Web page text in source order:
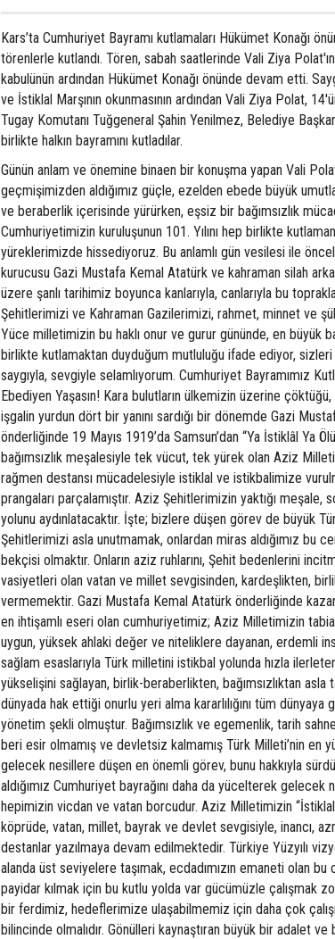
Kars’ta Cumhuriyet Bayramı kutlamaları Hükümet Konağı
törenlerle kutlandı. Tören, sabah saatlerinde Vali Ziya
kabulünün ardından Hükümet Konağı önünde devam etti.
ve İstiklal Marşının okunmasının ardından Vali Ziya Polat,
Tugay Komutanı Tuğgeneral Şahin Yenilmez, Belediye
birlikte halkın bayramını kutladılar.
Günün anlam ve önemine binaen bir konuşma yapan Vali
geçmişimizden aldığımız güçle, ezelden ebede büyük
ve beraberlik içerisinde yürürken, eşsiz bir bağımsızlık
Cumhuriyetimizin kuruluşunun 101. Yılını hep birlikte
yüreklerimizde hissediyoruz. Bu anlamlı gün vesilesi ile
kurucusu Gazi Mustafa Kemal Atatürk ve kahraman silah
üzere şanlı tarihimiz boyunca kanlarıyla, canlarıyla bu
Şehitlerimizi ve Kahraman Gazilerimizi, rahmet, minnet ve
Yüce milletimizin bu haklı onur ve gurur gününde, en büyük
birlikte kutlamaktan duyduğum mutluluğu ifade ediyor, sizleri
saygıyla, sevgiyle selamlıyorum. Cumhuriyet Bayramımız
Ebediyen Yaşasın! Kara bulutların ülkemizin üzerine
işgalin yurdun dört bir yanını sardığı bir dönemde Gazi
önderliğinde 19 Mayıs 1919’da Samsun’dan “Ya İstiklâl Ya
bağımsızlık meşalesiyle tek vücut, tek yürek olan Aziz
rağmen destansı mücadelesiyle istiklal ve istikbalimize
prangaları parçalamıştır. Aziz Şehitlerimizin yaktığı meşale,
yolunu aydınlatacaktır. İşte; bizlere düşen görev de büyük
Şehitlerimizi asla unutmamak, onlardan miras aldığımız bu
bekçisi olmaktır. Onların aziz ruhlarını, Şehit bedenlerini
vasiyetleri olan vatan ve millet sevgisinden, kardeşlikten,
vermemektir. Gazi Mustafa Kemal Atatürk önderliğinde
en ihtişamlı eseri olan cumhuriyetimiz; Aziz Milletimizin
uygun, yüksek ahlaki değer ve niteliklere dayanan, erdemli
sağlam esaslarıyla Türk milletini istikbal yolunda hızla
yükselişini sağlayan, birlik-beraberlikten, bağımsızlıktan
dünyada hak ettiği onurlu yeri alma kararlılığını tüm
yönetim şekli olmuştur. Bağımsızlık ve egemenlik, tarih
beri esir olmamış ve devletsiz kalmamış Türk Milleti’nin en
gelecek nesillere düşen en önemli görev, bunu hakkıyla
aldığımız Cumhuriyet bayrağını daha da yücelterek gelecek
hepimizin vicdan ve vatan borcudur. Aziz Milletimizin
köprüde, vatan, millet, bayrak ve devlet sevgisiyle, inancı,
destanlar yazılmaya devam edilmektedir. Türkiye Yüzyılı
alanda üst seviyelere taşımak, ecdadımızın emaneti olan
payidar kılmak için bu kutlu yolda var gücümüzle çalışmak
bir ferdimiz, hedeflerimize ulaşabilmemiz için daha çok
bilincinde olmalıdır. Gönülleri kaynaştıran büyük bir adalet ve